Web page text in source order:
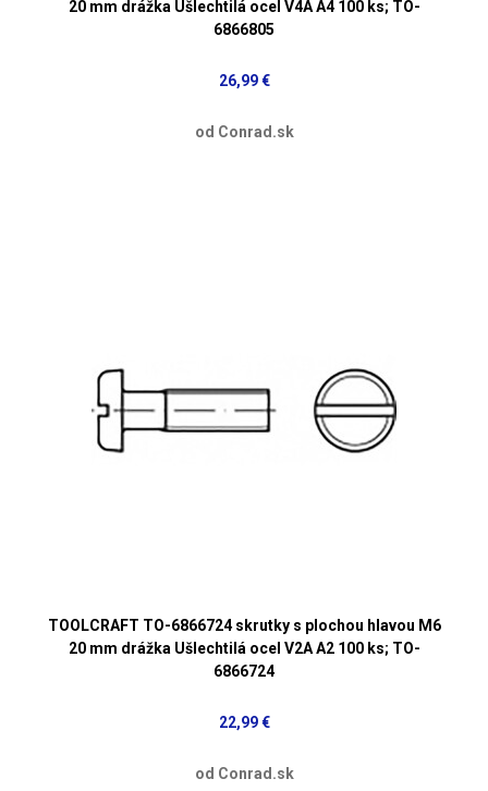
20 mm drážka Ušlechtilá ocel V4A A4 100 ks; TO-
6866805
26,99 €
od Conrad.sk
TOOLCRAFT TO-6866724 skrutky s plochou hlavou M6
20 mm drážka Ušlechtilá ocel V2A A2 100 ks; TO-
6866724
22,99 €
od Conrad.sk